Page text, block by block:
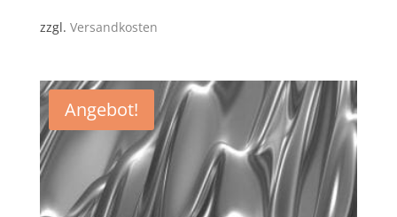
zzgl. Versandkosten
Angebot!